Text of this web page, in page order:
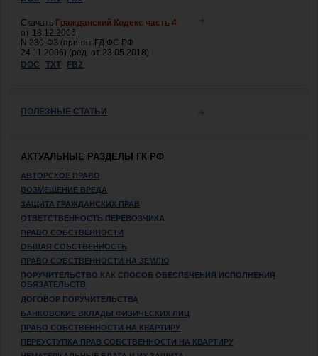
Скачать Гражданский Кодекс часть 4
от 18.12.2006
N 230-ФЗ (принят ГД ФС РФ
24.11.2006) (ред. от 23.05.2018)
DOC
TXT FB2
ПОЛЕЗНЫЕ СТАТЬИ
АКТУАЛЬНЫЕ РАЗДЕЛЫ ГК РФ
АВТОРСКОЕ ПРАВО
ВОЗМЕЩЕНИЕ ВРЕДА
ЗАЩИТА ГРАЖДАНСКИХ ПРАВ
ОТВЕТСТВЕННОСТЬ ПЕРЕВОЗЧИКА
ПРАВО СОБСТВЕННОСТИ
ОБЩАЯ СОБСТВЕННОСТЬ
ПРАВО СОБСТВЕННОСТИ НА ЗЕМЛЮ
ПОРУЧИТЕЛЬСТВО КАК СПОСОБ ОБЕСПЕЧЕНИЯ ИСПОЛНЕНИЯ
ОБЯЗАТЕЛЬСТВ
ДОГОВОР ПОРУЧИТЕЛЬСТВА
БАНКОВСКИЕ ВКЛАДЫ ФИЗИЧЕСКИХ ЛИЦ
ПРАВО СОБСТВЕННОСТИ НА КВАРТИРУ
ПЕРЕУСТУПКА ПРАВ СОБСТВЕННОСТИ НА КВАРТИРУ